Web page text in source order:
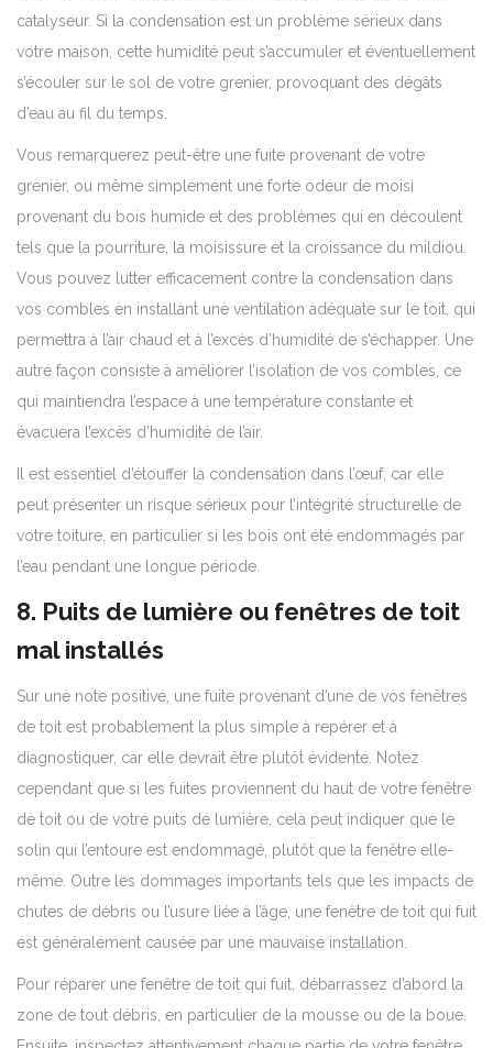
catalyseur. Si la condensation est un problème sérieux dans
votre maison, cette humidité peut s’accumuler et éventuellement
s’écouler sur le sol de votre grenier, provoquant des dégâts
d’eau au fil du temps.
Vous remarquerez peut-être une fuite provenant de votre
grenier, ou même simplement une forte odeur de moisi
provenant du bois humide et des problèmes qui en découlent
tels que la pourriture, la moisissure et la croissance du mildiou.
Vous pouvez lutter efficacement contre la condensation dans
vos combles en installant une ventilation adéquate sur le toit, qui
permettra à l’air chaud et à l’excès d’humidité de s’échapper. Une
autre façon consiste à améliorer l’isolation de vos combles, ce
qui maintiendra l’espace à une température constante et
évacuera l’excès d’humidité de l’air.
Il est essentiel d’étouffer la condensation dans l’œuf, car elle
peut présenter un risque sérieux pour l’intégrité structurelle de
votre toiture, en particulier si les bois ont été endommagés par
l’eau pendant une longue période.
8. Puits de lumière ou fenêtres de toit
mal installés
Sur une note positive, une fuite provenant d’une de vos fenêtres
de toit est probablement la plus simple à repérer et à
diagnostiquer, car elle devrait être plutôt évidente. Notez
cependant que si les fuites proviennent du haut de votre fenêtre
de toit ou de votre puits de lumière, cela peut indiquer que le
solin qui l’entoure est endommagé, plutôt que la fenêtre elle-
même. Outre les dommages importants tels que les impacts de
chutes de débris ou l’usure liée à l’âge, une fenêtre de toit qui fuit
est généralement causée par une mauvaise installation.
Pour réparer une fenêtre de toit qui fuit, débarrassez d’abord la
zone de tout débris, en particulier de la mousse ou de la boue.